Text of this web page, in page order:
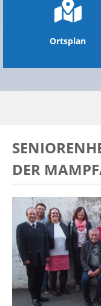
Ortsplan
DER